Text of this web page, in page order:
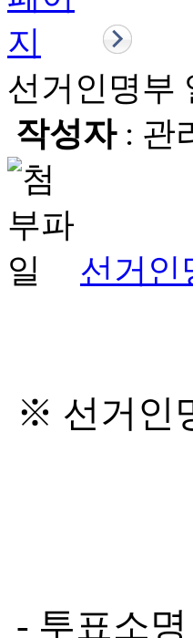
선거인명부
작성자: 관
선거인
※ 선거인
- 투표소